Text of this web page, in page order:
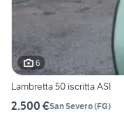
6
Lambretta 50 iscritta ASI
2.500 €San Severo(FG)